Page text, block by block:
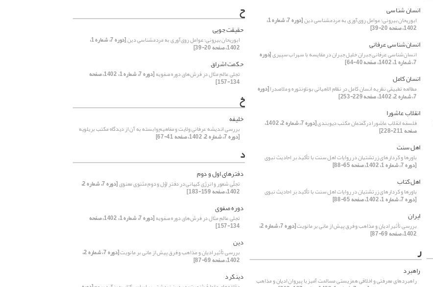
انسان شناسی
ابوریحان بیرونی؛ عوامل روی‌آوری به مردم‎شناسی دین [دوره 7، شماره 1،
1402، صفحه 20-39]
انسان‌شناسی عرفانی
انسان‌شناسی عرفانی جبران خلیل جبران در مقایسه با سهراب سپهری[دوره
7، شماره 1، 1402، صفحه 40-64]
انسان کامل
مطالعه تطبیقی نظریه انسان کامل در نظام الاهیاتی بوناونتوره و ملاصدرا[دوره
7، شماره 2، 1402، صفحه 229-253]
انقلاب عاشورا
فلسفه انقلاب عاشورا درگفتمان مکتب دیوبندی [دوره 7، شماره 2، 1402،
صفحه 211-228]
اهل سنت
باورها و کردارهای زرتشتیان در روایات اهل سنت با تأکید بر احادیث نبوی
[دوره 7، شماره 1، 1402، صفحه 65-88]
اهل کتاب
باورها و کردارهای زرتشتیان در روایات اهل سنت با تأکید بر احادیث نبوی
[دوره 7، شماره 1، 1402، صفحه 65-88]
ایران
بررسی تأثیر ادیان و مذاهب و فرق پیش از مانی بر مانویت [دوره 7، شماره 2،
1402، صفحه 69-87]
ح
حقیقت جویی
ابوریحان بیرونی؛ عوامل روی‌آوری به مردم‎شناسی دین [دوره 7، شماره 1،
1402، صفحه 20-39]
حکمت اشراق
تجلی عالم مثال در فرش‌های دوره صفویه [دوره 7، شماره 1، 1402، صفحه
134-157]
خ
خلیفه
بررسی اندیشه عرفانی ولایت و مفاهیم وابسته به آن از دیدگاه مکتب بریلویه
[دوره 7، شماره 2، 1402، صفحه 41-67]
د
دفترهای اول و دوم
تجلّی شعور و انرژی کیهانی در دفتر اوّل و دوم مثنوی معنوی [دوره 7، شماره 2،
1402، صفحه 159-183]
دوره صفوی
تجلی عالم مثال در فرش‌های دوره صفویه [دوره 7، شماره 1، 1402، صفحه
134-157]
دین
بررسی تأثیر ادیان و مذاهب و فرق پیش از مانی بر مانویت [دوره 7، شماره 2،
1402، صفحه 69-87]
دینکرد
ر
راهبرد
راهبردهای معرفتی و اخلاقی همزیستی مسالمت آمیز با پیروان ادیان و مذاهب